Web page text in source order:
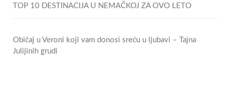
TOP 10 DESTINACIJA U NEMAČKOJ ZA OVO LETO
Običaj u Veroni koji vam donosi sreću u ljubavi – Tajna
Julijinih grudi